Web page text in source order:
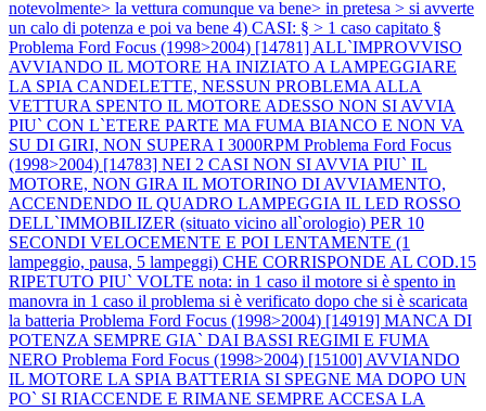
notevolmente> la vettura comunque va bene> in pretesa > si avverte
un calo di potenza e poi va bene 4) CASI: § > 1 caso capitato §
Problema Ford Focus (1998>2004) [14781] ALL`IMPROVVISO
AVVIANDO IL MOTORE HA INIZIATO A LAMPEGGIARE
LA SPIA CANDELETTE, NESSUN PROBLEMA ALLA
VETTURA SPENTO IL MOTORE ADESSO NON SI AVVIA
PIU` CON L`ETERE PARTE MA FUMA BIANCO E NON VA
SU DI GIRI, NON SUPERA I 3000RPM Problema Ford Focus
(1998>2004) [14783] NEI 2 CASI NON SI AVVIA PIU` IL
MOTORE, NON GIRA IL MOTORINO DI AVVIAMENTO,
ACCENDENDO IL QUADRO LAMPEGGIA IL LED ROSSO
DELL`IMMOBILIZER (situato vicino all`orologio) PER 10
SECONDI VELOCEMENTE E POI LENTAMENTE (1
lampeggio, pausa, 5 lampeggi) CHE CORRISPONDE AL COD.15
RIPETUTO PIU` VOLTE nota: in 1 caso il motore si è spento in
manovra in 1 caso il problema si è verificato dopo che si è scaricata
la batteria Problema Ford Focus (1998>2004) [14919] MANCA DI
POTENZA SEMPRE GIA` DAI BASSI REGIMI E FUMA
NERO Problema Ford Focus (1998>2004) [15100] AVVIANDO
IL MOTORE LA SPIA BATTERIA SI SPEGNE MA DOPO UN
PO` SI RIACCENDE E RIMANE SEMPRE ACCESA LA